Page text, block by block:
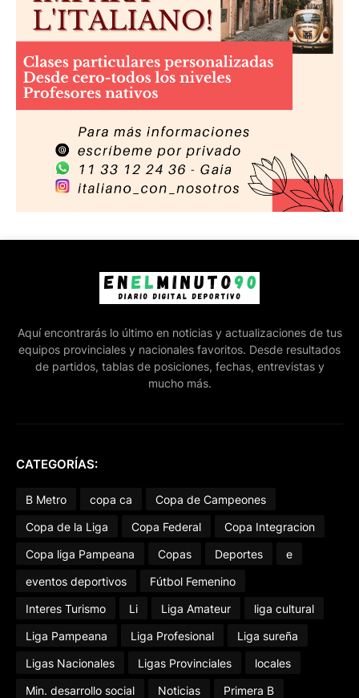
Aquí encontrarás lo último en noticias y actualizaciones de tus
equipos provinciales y nacionales favoritos. Desde resultados
de partidos, tablas de posiciones, fechas, entrevistas y
mucho más.
CATEGORÍAS:
B Metro copa ca
Copa de Campeones
Copa de la Liga
Copa Federal
Copa Integracion
Copa liga Pampeana
Copas Deportes
e
eventos deportivos
Fútbol Femenino
Interes Turismo
Li Liga Amateur
liga cultural
Liga Pampeana
Liga Profesional
Liga sureña
Ligas Nacionales
Ligas Provinciales
locales
Min. desarrollo social
Noticias
Primera B